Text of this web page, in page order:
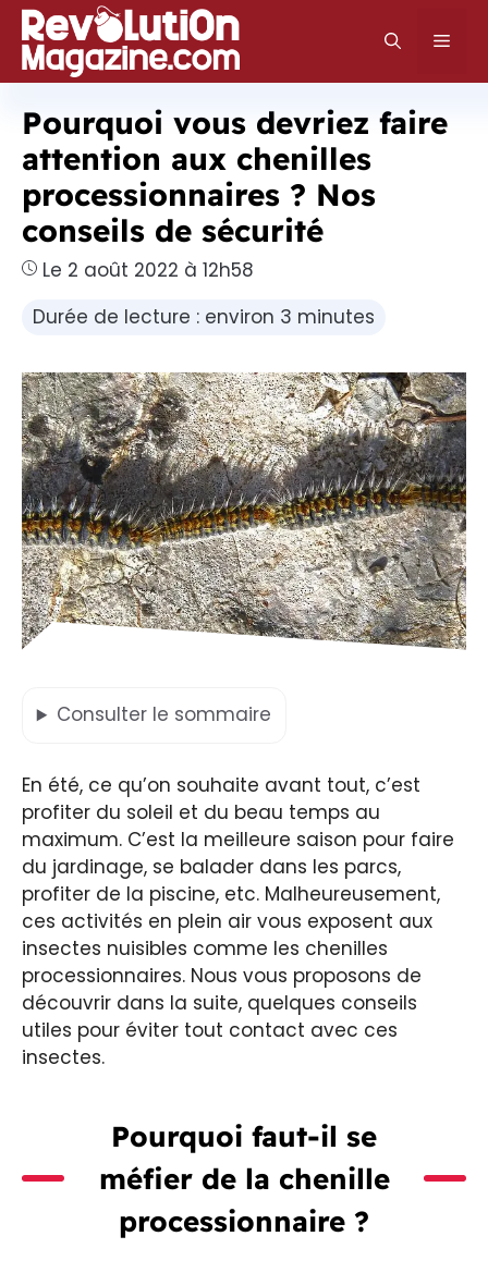
Aller
au
contenu
Pourquoi vous devriez faire
attention aux chenilles
processionnaires ? Nos
conseils de sécurité
Le 2 août 2022 à 12h58
Durée de lecture : environ 3 minutes
Consulter le sommaire
En été, ce qu’on souhaite avant tout, c’est
profiter du soleil et du beau temps au
maximum. C’est la meilleure saison pour faire
du jardinage, se balader dans les parcs,
profiter de la piscine, etc. Malheureusement,
ces activités en plein air vous exposent aux
insectes nuisibles comme les chenilles
processionnaires. Nous vous proposons de
découvrir dans la suite, quelques conseils
utiles pour éviter tout contact avec ces
insectes.
Pourquoi faut-il se
méfier de la chenille
processionnaire ?